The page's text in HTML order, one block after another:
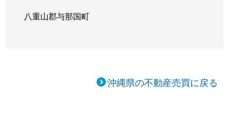
八重山郡与那国町
沖縄県の不動産売買に戻る